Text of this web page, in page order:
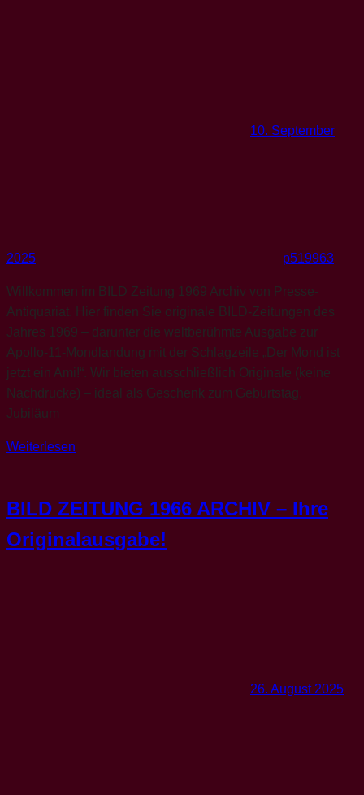
10. September
2025 p519963
Willkommen im BILD Zeitung 1969 Archiv von Presse-
Antiquariat. Hier finden Sie originale BILD-Zeitungen des
Jahres 1969 – darunter die weltberühmte Ausgabe zur
Apollo-11-Mondlandung mit der Schlagzeile „Der Mond ist
jetzt ein Ami!“. Wir bieten ausschließlich Originale (keine
Nachdrucke) – ideal als Geschenk zum Geburtstag,
Jubiläum
Weiterlesen
BILD ZEITUNG 1966 ARCHIV – Ihre
Originalausgabe!
26. August 2025